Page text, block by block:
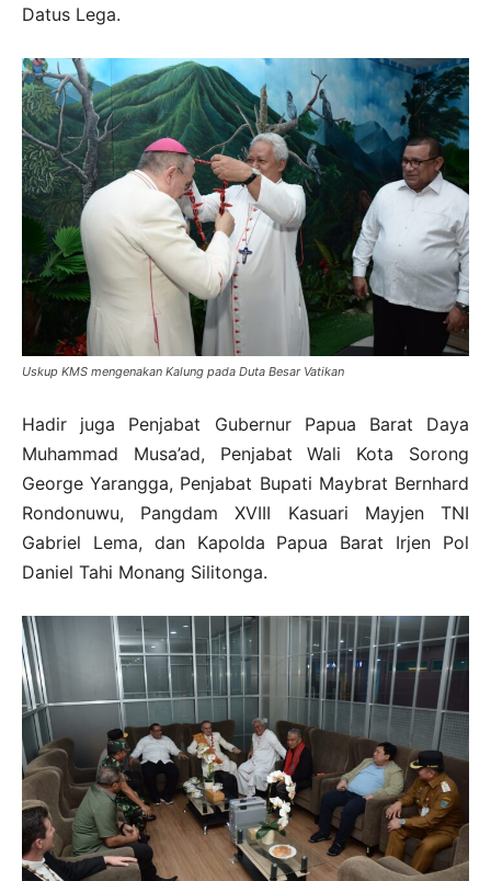
Datus Lega.
Uskup KMS mengenakan Kalung pada Duta Besar Vatikan
Hadir juga Penjabat Gubernur Papua Barat Daya
Muhammad Musa’ad, Penjabat Wali Kota Sorong
George Yarangga, Penjabat Bupati Maybrat Bernhard
Rondonuwu, Pangdam XVIII Kasuari Mayjen TNI
Gabriel Lema, dan Kapolda Papua Barat Irjen Pol
Daniel Tahi Monang Silitonga.